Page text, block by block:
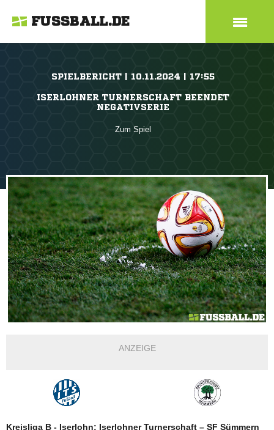
FUSSBALL.DE
SPIELBERICHT | 10.11.2024 | 17:55
ISERLOHNER TURNERSCHAFT BEENDET
NEGATIVSERIE
Zum Spiel
ANZEIGE
Kreisliga B - Iserlohn: Iserlohner Turnerschaft – SF Sümmern